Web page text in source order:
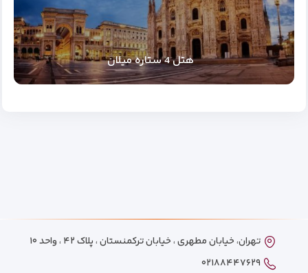
هتل 4 ستاره میلان
تهران، خیابان مطهری ، خیابان ترکمنستان ، پلاک ۴۲ ، واحد ۱۰
۰۲۱۸۸۴۴۷۶۲۹